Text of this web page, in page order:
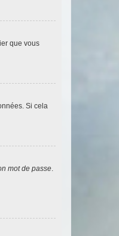
que vous
Si cela
mot de passe.